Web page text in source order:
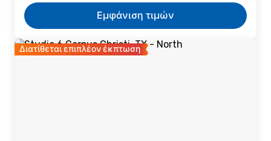
Εμφάνιση τιμών
Διατίθεται επιπλέον έκπτωση